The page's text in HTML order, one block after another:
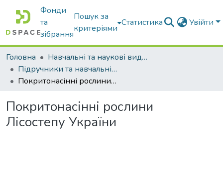
Фонди
та
зібрання
Пошук за
критеріями
Статистика Увійти
Головна
Навчальні та наукові видання
Підручники та навчальні посібники
Покритонасінні рослини Лісостепу України
Покритонасінні рослини
Лісостепу України